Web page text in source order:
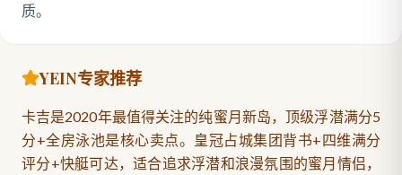
质。
YEIN专家推荐
卡吉是2020年最值得关注的纯蜜月新岛，顶级浮潜满分5
分+全房泳池是核心卖点。皇冠占城集团背书+四维满分
评分+快艇可达，适合追求浮潜和浪漫氛围的蜜月情侣，